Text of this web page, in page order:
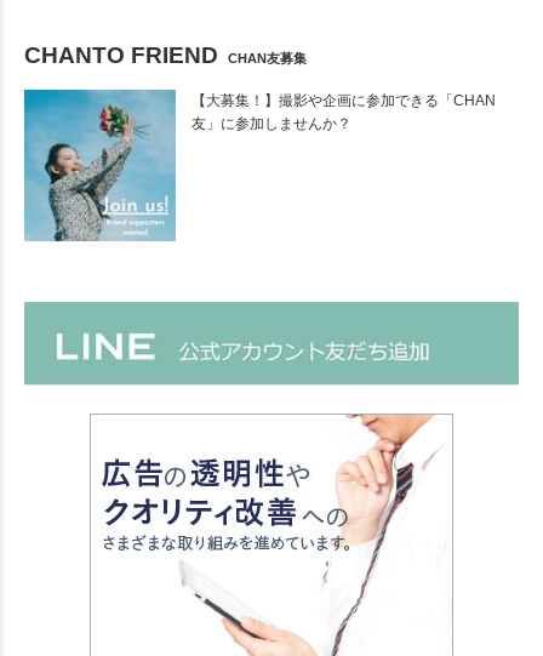
CHANTO FRIEND CHAN友募集
【大募集！】撮影や企画に参加できる「CHAN
友」に参加しませんか？